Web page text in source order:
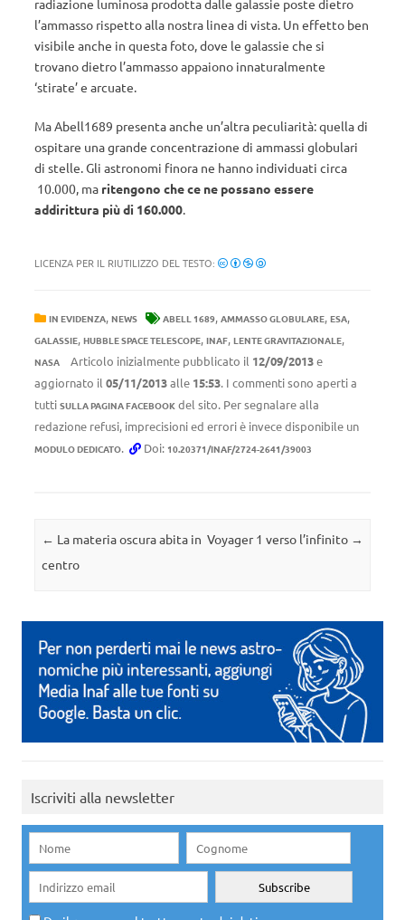
radiazione luminosa prodotta dalle galassie poste dietro
l’ammasso rispetto alla nostra linea di vista. Un effetto ben
visibile anche in questa foto, dove le galassie che si
trovano dietro l’ammasso appaiono innaturalmente
‘stirate’ e arcuate.
Ma Abell1689 presenta anche un’altra peculiarità: quella di
ospitare una grande concentrazione di ammassi globulari
di stelle. Gli astronomi finora ne hanno individuati circa
10.000, ma ritengono che ce ne possano essere
addirittura più di 160.000.
LICENZA PER IL RIUTILIZZO DEL TESTO:
IN EVIDENZA, NEWS ABELL 1689, AMMASSO GLOBULARE, ESA,
GALASSIE, HUBBLE SPACE TELESCOPE, INAF, LENTE GRAVITAZIONALE,
NASA Articolo inizialmente pubblicato il 12/09/2013e
aggiornato il 05/11/2013alle 15:53. I commenti sono aperti a
tutti SULLA PAGINA FACEBOOK del sito. Per segnalare alla
redazione refusi, imprecisioni ed errori è invece disponibile un
MODULO DEDICATO. Doi: 10.20371/INAF/2724-2641/39003
Navigazione articolo
← La materia oscura abita in
centro
Voyager 1 verso l’infinito →
Iscriviti alla newsletter